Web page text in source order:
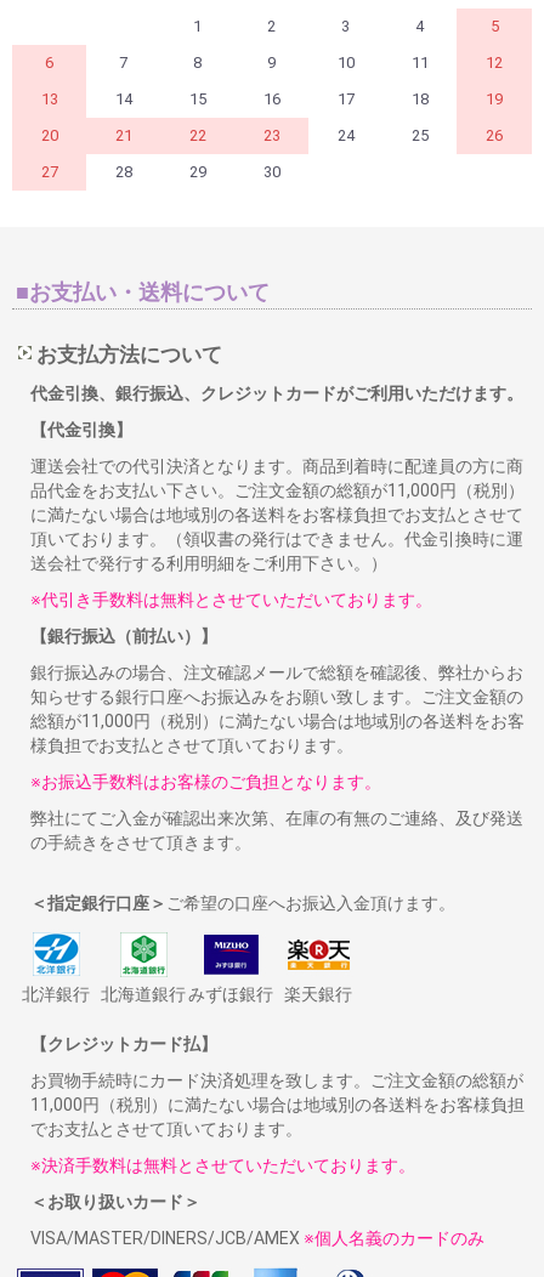
1
2 3 4
5
6
7 8 9 10 11
12
13
14 15 16 17 18
19
20
21 22 23 24 25
26
27
28 29 30
■お支払い・送料について
お支払方法について
代金引換、銀行振込、クレジットカードがご利用いただけます。
【代金引換】
運送会社での代引決済となります。商品到着時に配達員の方に商
品代金をお支払い下さい。ご注文金額の総額が11,000円（税別）
に満たない場合は地域別の各送料をお客様負担でお支払とさせて
頂いております。（領収書の発行はできません。代金引換時に運
送会社で発行する利用明細をご利用下さい。）
※代引き手数料は無料とさせていただいております。
【銀行振込（前払い）】
銀行振込みの場合、注文確認メールで総額を確認後、弊社からお
知らせする銀行口座へお振込みをお願い致します。ご注文金額の
総額が11,000円（税別）に満たない場合は地域別の各送料をお客
様負担でお支払とさせて頂いております。
※お振込手数料はお客様のご負担となります。
弊社にてご入金が確認出来次第、在庫の有無のご連絡、及び発送
の手続きをさせて頂きます。
＜指定銀行口座＞ ご希望の口座へお振込入金頂けます。
北洋銀行 北海道銀行みずほ銀行 楽天銀行
【クレジットカード払】
お買物手続時にカード決済処理を致します。ご注文金額の総額が
11,000円（税別）に満たない場合は地域別の各送料をお客様負担
でお支払とさせて頂いております。
※決済手数料は無料とさせていただいております。
＜お取り扱いカード＞
VISA/MASTER/DINERS/JCB/AMEX ※個人名義のカードのみ